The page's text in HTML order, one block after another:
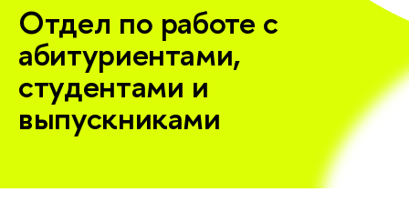
Отдел по работе с
абитуриентами,
студентами и
выпускниками